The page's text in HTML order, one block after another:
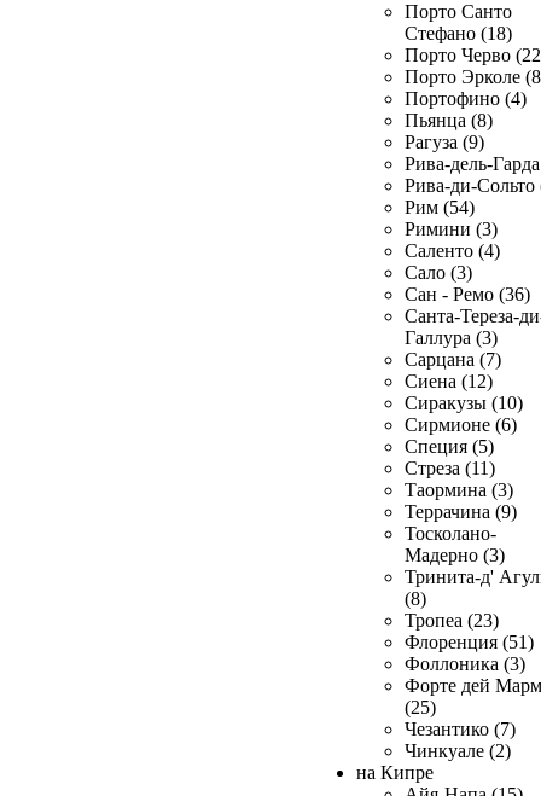
Порто Санто
Стефано (18)
Порто Черво
Порто Эрколе
Портофино (4)
Пьянца (8)
Рагуза (9)
Рива-дель-
Рива-ди-Сольто
Рим (54)
Римини (3)
Саленто (4)
Сало (3)
Сан - Ремо (36)
Санта-Тереза-
Галлура (3)
Сарцана (7)
Сиена (12)
Сиракузы (10)
Сирмионе (6)
Специя (5)
Стреза (11)
Таормина (3)
Террачина (9)
Тосколано-
Мадерно (3)
Тринита-д'
(8)
Тропеа (23)
Флоренция (51)
Фоллоника (3)
Форте дей
(25)
Чезантико (7)
Чинкуале (2)
на Кипре